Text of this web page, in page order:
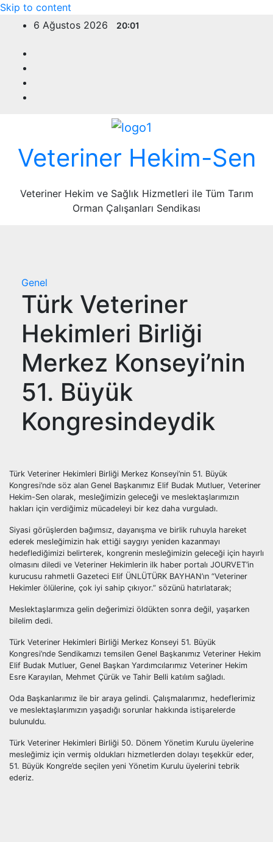
Skip to content
6 Ağustos 2026
20:01
Veteriner Hekim-Sen
Veteriner Hekim ve Sağlık Hizmetleri ile Tüm Tarım
Orman Çalışanları Sendikası
Genel
Türk Veteriner
Hekimleri Birliği
Merkez Konseyi’nin
51. Büyük
Kongresindeydik
Türk Veteriner Hekimleri Birliği Merkez Konseyi’nin 51. Büyük
Kongresi’nde söz alan Genel Başkanımız Elif Budak Mutluer, Veteriner
Hekim-Sen olarak, mesleğimizin geleceği ve meslektaşlarımızın
hakları için verdiğimiz mücadeleyi bir kez daha vurguladı.
Siyasi görüşlerden bağımsız, dayanışma ve birlik ruhuyla hareket
ederek mesleğimizin hak ettiği saygıyı yeniden kazanmayı
hedeflediğimizi belirterek, kongrenin mesleğimizin geleceği için hayırlı
olmasını diledi ve Veteriner Hekimlerin ilk haber portalı JOURVET’in
kurucusu rahmetli Gazeteci Elif ÜNLÜTÜRK BAYHAN’ın “Veteriner
Hekimler ölülerine, çok iyi sahip çıkıyor.” sözünü hatırlatarak;
Meslektaşlarımıza gelin değerimizi öldükten sonra değil, yaşarken
bilelim dedi.
Türk Veteriner Hekimleri Birliği Merkez Konseyi 51. Büyük
Kongresi’nde Sendikamızı temsilen Genel Başkanımız Veteriner Hekim
Elif Budak Mutluer, Genel Başkan Yardımcılarımız Veteriner Hekim
Esre Karayılan, Mehmet Çürük ve Tahir Belli katılım sağladı.
Oda Başkanlarımız ile bir araya gelindi. Çalışmalarımız, hedeflerimiz
ve meslektaşlarımızın yaşadığı sorunlar hakkında istişarelerde
bulunuldu.
Türk Veteriner Hekimleri Birliği 50. Dönem Yönetim Kurulu üyelerine
mesleğimiz için vermiş oldukları hizmetlerden dolayı teşekkür eder,
51. Büyük Kongre’de seçilen yeni Yönetim Kurulu üyelerini tebrik
ederiz.